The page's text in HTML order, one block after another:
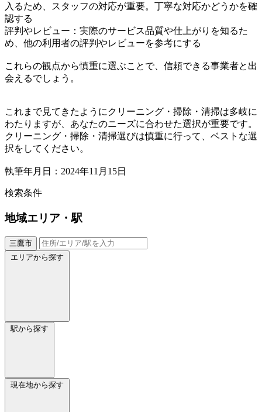
入るため、スタッフの対応が重要。丁寧な対応かどうかを確
認する
評判やレビュー：実際のサービス品質や仕上がりを知るた
め、他の利用者の評判やレビューを参考にする
これらの観点から慎重に選ぶことで、信頼できる事業者と出
会えるでしょう。
これまで見てきたようにクリーニング・掃除・清掃は多岐に
わたりますが、あなたのニーズに合わせた選択が重要です。
クリーニング・掃除・清掃選びは慎重に行って、ベストな選
択をしてください。
執筆年月日：2024年11月15日
検索条件
地域エリア・駅
三鷹市
エリアから探す
駅から探す
現在地から探す